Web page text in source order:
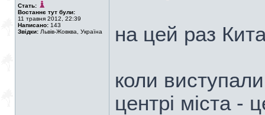
Стать:
Востаннє тут були:
11 травня 2012, 22:39
Написано: 143
Звідки: Львів-Жовква, Україна на цей раз
коли
центрі міста -